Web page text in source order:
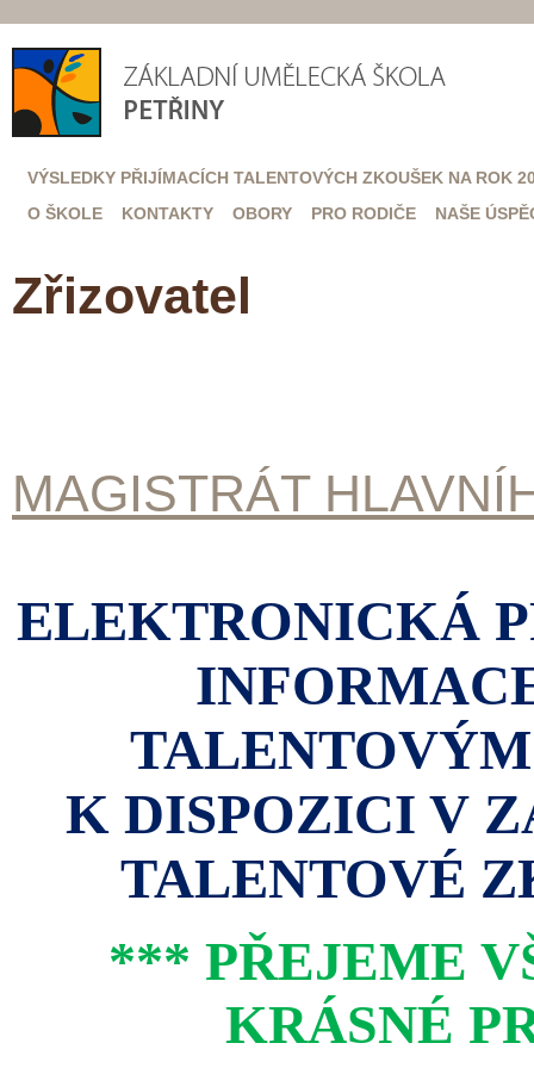
VÝSLEDKY PŘIJÍMACÍCH TALENTOVÝCH ZKOUŠEK NA ROK
O ŠKOLE
KONTAKTY OBORY PRO RODIČE NAŠE
Zřizovatel
MAGISTRÁT
ELEKTRONICKÁ
K DISPOZICI V
TALENTOVÉ
*** PŘEJEME
KRÁSNÉ